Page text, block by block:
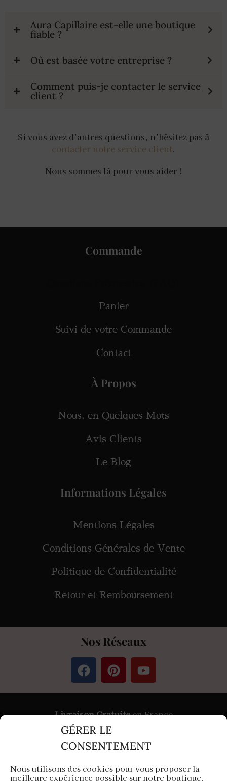
GÉRER LE
CONSENTEMENT
Nous utilisons des cookies pour vous proposer la
meilleure expérience possible sur notre boutique.
Aura Capillaire est-elle une boutique
fiable ?
Où est basée votre entreprise ?
Comment puis-je contacter le service
client ?
Si vous avez d’autres questions, n’hésitez pas à
contacter notre service client.
Nous sommes là pour vous aider !
Commande
Panier
Suivi de votre Commande
Contact
À Propos
Nous, en Quelques Mots
Avis Clients
Le Blog
Informations Légales
Mentions Légales
Conditions Générales de Vente
Politique de Confidentialité
Retour et Remboursement
Nos Réseaux
Livraison Gratuiteen France
PaiementSécurisépar Stripe &